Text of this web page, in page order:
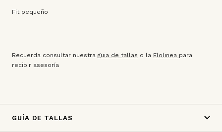
Fit pequeño
Recuerda consultar nuestra guia de tallas o la Elolinea para
recibir asesoría
GUÍA DE TALLAS